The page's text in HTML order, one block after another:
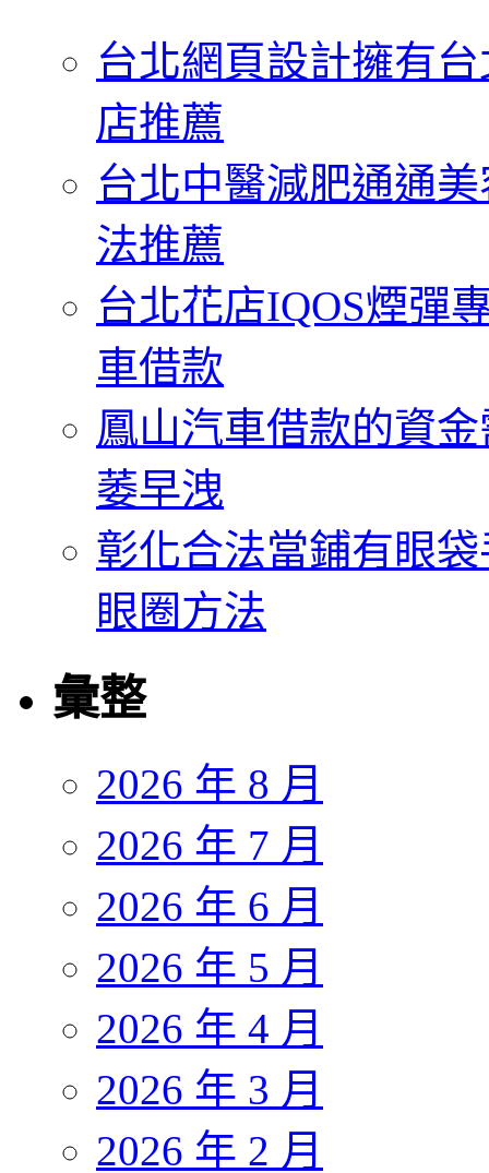
台北網頁設計擁有
店推薦
台北中醫減肥通通
法推薦
台北花店IQOS煙彈
車借款
鳳山汽車借款的資
萎早洩
彰化合法當鋪有眼
眼圈方法
彙整
2026 年 8 月
2026 年 7 月
2026 年 6 月
2026 年 5 月
2026 年 4 月
2026 年 3 月
2026 年 2 月